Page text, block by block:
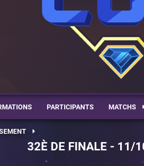
PARTICIPANTS MATCHS
32È DE FINALE - 11/